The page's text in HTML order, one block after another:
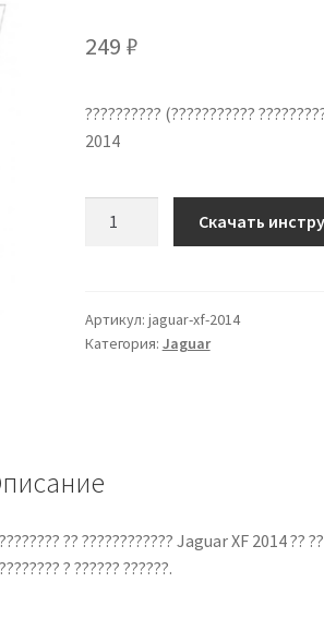
249 ₽
?????????? (???????????
2014
Jaguar
XF
Скачать
Артикул: jaguar-xf-2014
Категория: Jaguar
?? ???????????? Jaguar XF 2014 ??
? ?????? ??????.